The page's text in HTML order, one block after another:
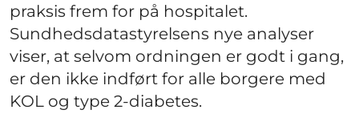
praksis frem for på hospitalet.
Sundhedsdatastyrelsens nye analyser
viser, at selvom ordningen er godt i gang,
er den ikke indført for alle borgere med
KOL og type 2-diabetes.